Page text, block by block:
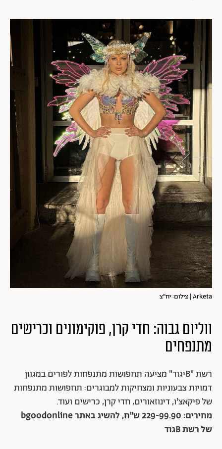
Arketa | צילום: יח"צ
ווליום גבוה: חדי קרן, פוקימונים וכרישים
מתנפחים
רשת "Bיגוד" מציעה תחפושות מתנפחות לפורים במגוון
דמויות צבעוניות ומצחיקות למבוגרים: תחפושות מתנפחות
של פיקאצ'ו, דינוזאורים, חדי קרן, כרישים ועוד.
מחירים: 229-99.90 ש"ח, להשיג באתר bgoodonline
של רשת Bגוד